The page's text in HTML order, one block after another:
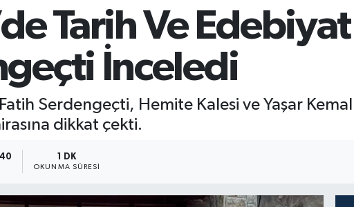
BITCOIN 64.959,79
Tarih Ve
İnceledi
Serdengeçti, Hemite Kalesi ve Yaşar
dikkat çekti.
1 DK
OKUNMA SÜRESI